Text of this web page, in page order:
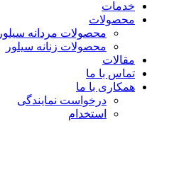
خدمات
محصولات
محصولات مردانه سیلور
محصولات زنانه سیلور
مقالات
تماس با ما
همکاری با ما
درخواست نمایندگی
استخدام